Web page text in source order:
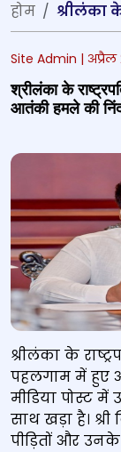
होम
Site Admin | अप्रैल
श्रीलंका के
आतंकी हमले की
श्रीलंका के
पहलगाम में हुए
मीडिया पोस्ट
साथ खड़ा है।
पीड़ितों और उनके